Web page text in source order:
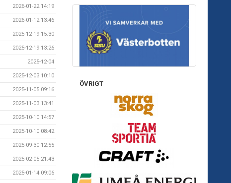
2026-01-22 14:19
2026-01-12 13:46
2025-12-19 15:30
2025-12-19 13:26
2025-12-04
2025-12-03 10:10
2025-11-05 09:16
2025-11-03 13:41
2025-10-10 14:57
2025-10-10 08:42
2025-09-30 12:55
2025-02-05 21:43
2025-01-14 09:06
ÖVRIGT